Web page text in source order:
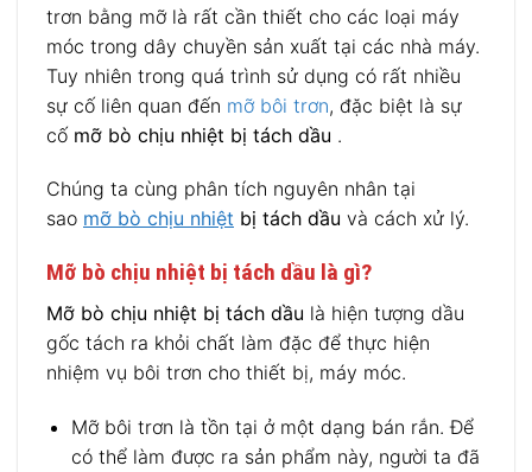
trơn bằng mỡ là rất cần thiết cho các loại máy
móc trong dây chuyền sản xuất tại các nhà máy.
Tuy nhiên trong quá trình sử dụng có rất nhiều
sự cố liên quan đến mỡ bôi trơn, đặc biệt là sự
cốmỡ bò chịu nhiệt bị tách dầu .
Chúng ta cùng phân tích nguyên nhân tại
sao mỡ bò chịu nhiệt bị tách dầu và cách xử lý.
Mỡ bò chịu nhiệt bị tách dầu là gì?
Mỡ bò chịu nhiệt bị tách dầu là hiện tượng dầu
gốc tách ra khỏi chất làm đặc để thực hiện
nhiệm vụ bôi trơn cho thiết bị, máy móc.
Mỡ bôi trơn là tồn tại ở một dạng bán rắn. Để
có thể làm được ra sản phẩm này, người ta đã